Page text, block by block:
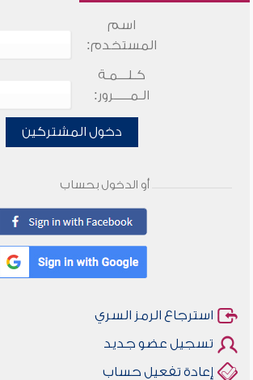
اسم
المستخدم:
كـلـــمـة
الـمـــــرور:
دخول المشتركين
أو الدخول بحساب
استرجاع الرمز السري
تسجيل عضو جديد
إعادة تفعيل حساب